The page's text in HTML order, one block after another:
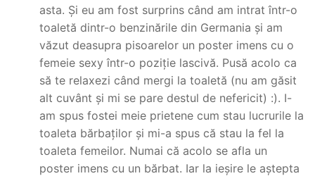
asta. Și eu am fost surprins când am intrat într-o
toaletă dintr-o benzinările din Germania și am
văzut deasupra pisoarelor un poster imens cu o
femeie sexy într-o poziție lascivă. Pusă acolo ca
să te relaxezi când mergi la toaletă (nu am găsit
alt cuvânt și mi se pare destul de nefericit) :). I-
am spus fostei meie prietene cum stau lucrurile la
toaleta bărbaților și mi-a spus că stau la fel la
toaleta femeilor. Numai că acolo se afla un
poster imens cu un bărbat. Iar la ieșire le aștepta